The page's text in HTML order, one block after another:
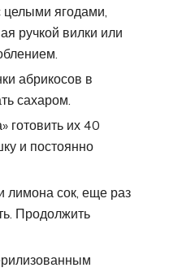
ягодами,
ручкой вилки или
абрикосов в
сахаром.
готовить их 40
и постоянно
лимона сок, еще раз
Продолжить